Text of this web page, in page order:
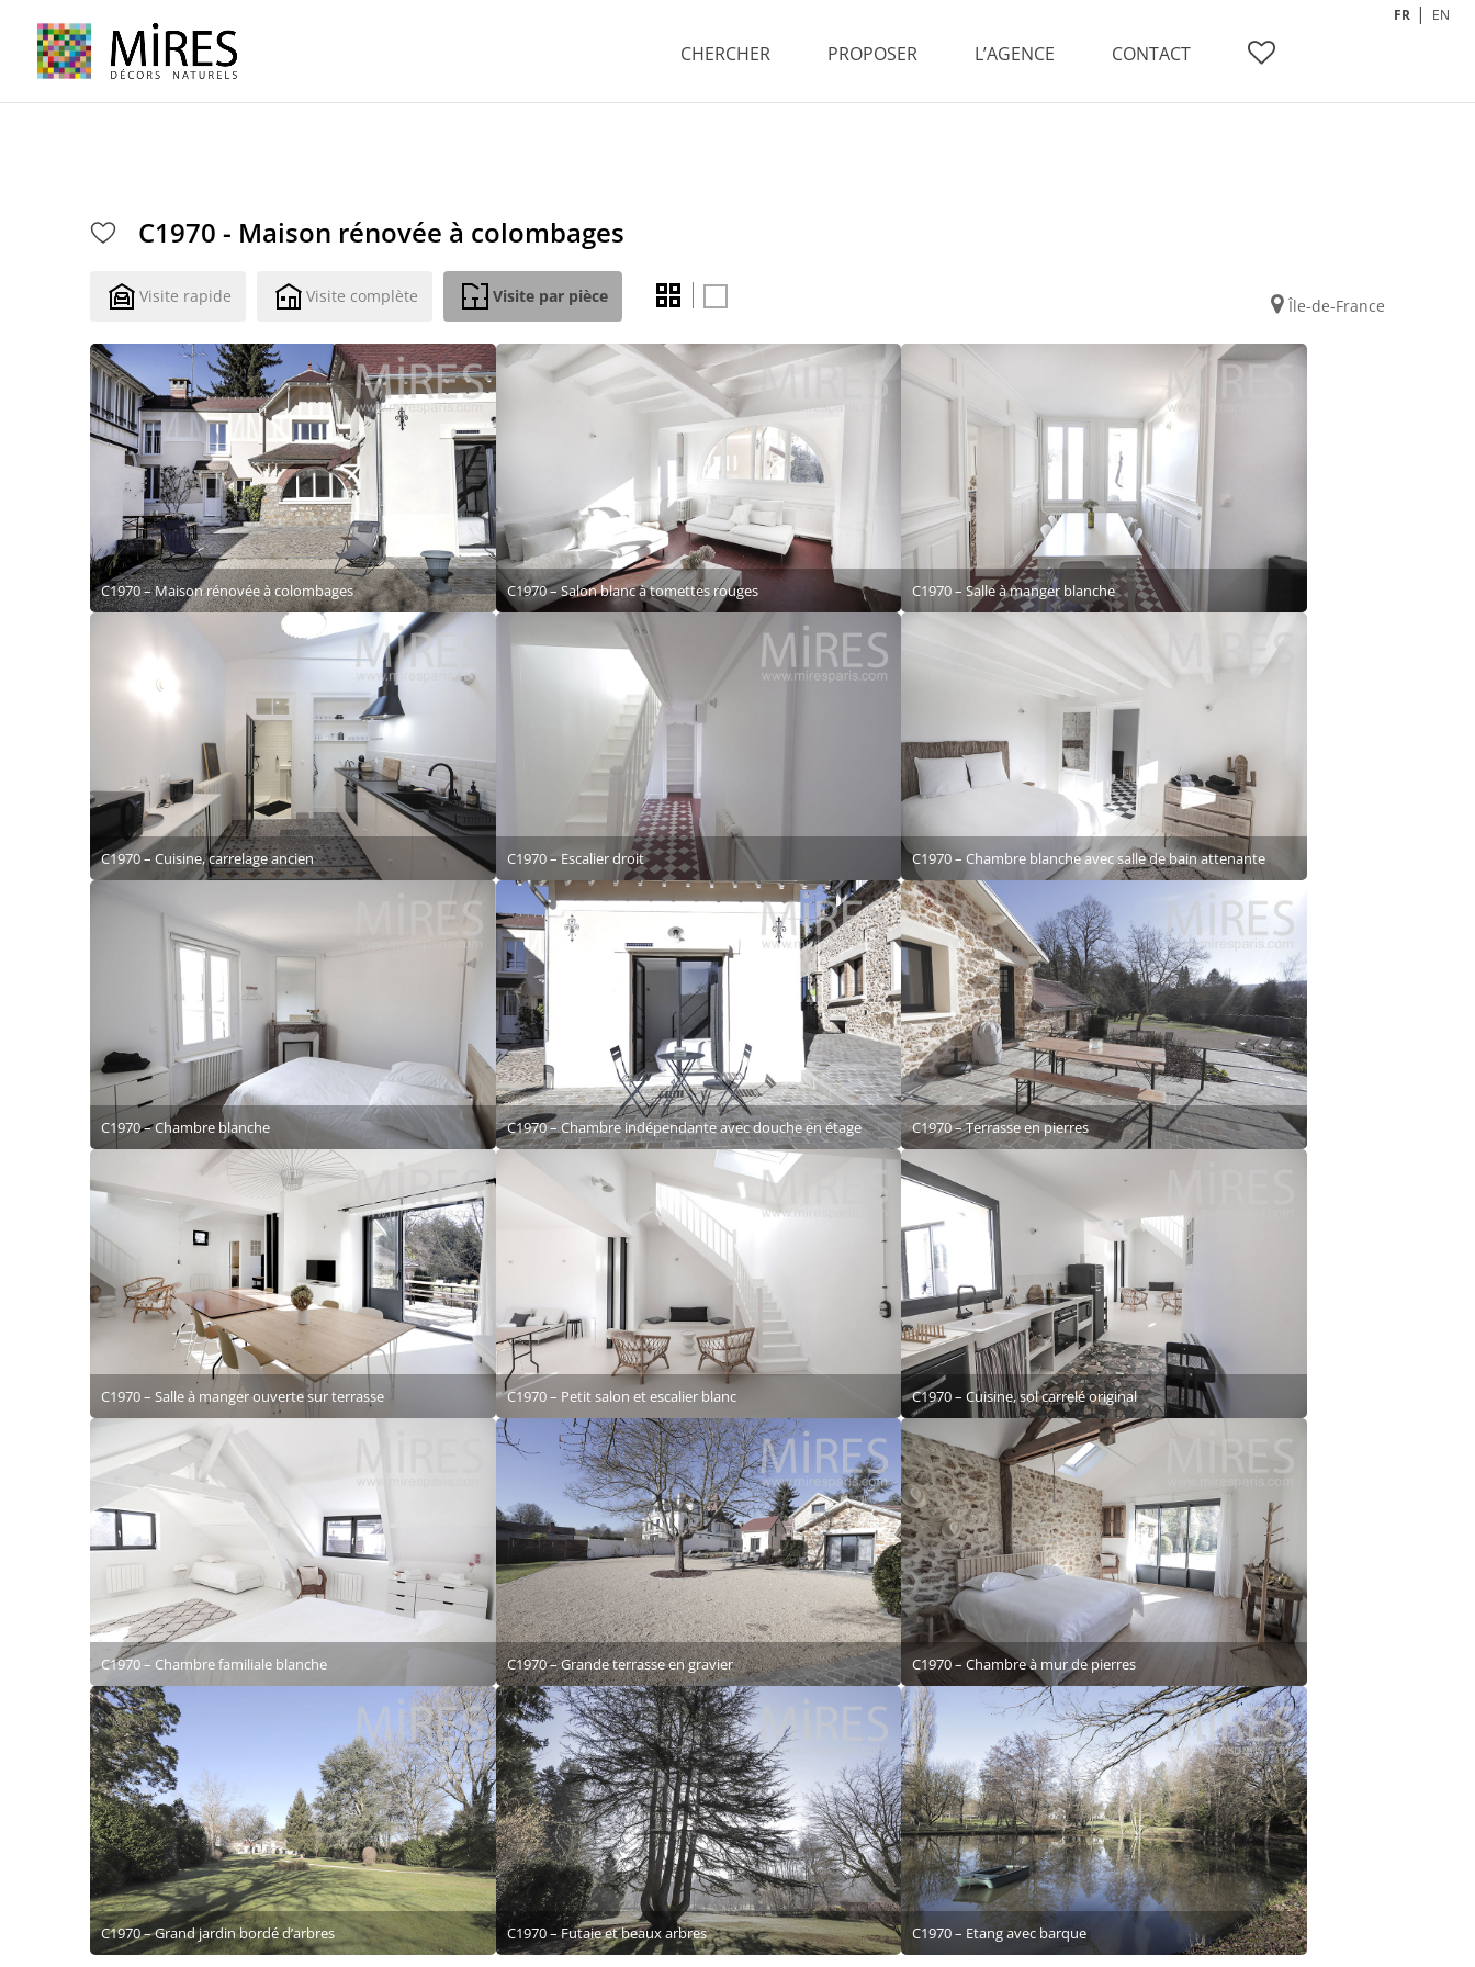
CHERCHER PROPOSER L’AGENCE CONTACT
FR EN
C1970 - Maison rénovée à colombages
Visite rapide Visite complète Visite par pièce Île-de-France
C1970 – Maison rénovée à colombages C1970 – Salon blanc à tomettes rouges C1970 – Salle à manger blanche
C1970 – Cuisine, carrelage ancien C1970 – Escalier droit C1970 – Chambre blanche avec salle de bain attenante
C1970 – Chambre blanche C1970 – Chambre indépendante avec douche en étage C1970 – Terrasse en pierres
C1970 – Salle à manger ouverte sur terrasse C1970 – Petit salon et escalier blanc C1970 – Cuisine, sol carrelé original
C1970 – Chambre familiale blanche C1970 – Grande terrasse en gravier C1970 – Chambre à mur de pierres
C1970 – Grand jardin bordé d’arbres C1970 – Futaie et beaux arbres C1970 – Etang avec barque